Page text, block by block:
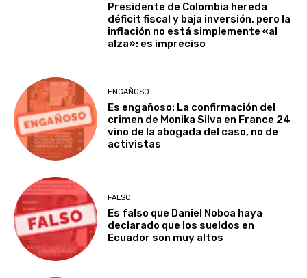
Presidente de Colombia hereda
déficit fiscal y baja inversión, pero la
inflación no está simplemente «al
alza»: es impreciso
ENGAÑOSO
Es engañoso: La confirmación del
crimen de Monika Silva en France 24
vino de la abogada del caso, no de
activistas
FALSO
Es falso que Daniel Noboa haya
declarado que los sueldos en
Ecuador son muy altos